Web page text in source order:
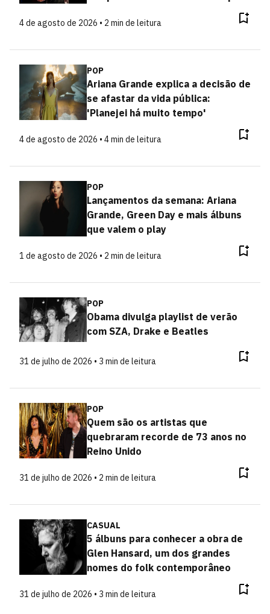
4 de agosto de 2026 • 2 min de leitura
POP
Ariana Grande explica a decisão de
se afastar da vida pública:
'Planejei há muito tempo'
4 de agosto de 2026 • 4 min de leitura
POP
Lançamentos da semana: Ariana
Grande, Green Day e mais álbuns
que valem o play
1 de agosto de 2026 • 2 min de leitura
POP
Obama divulga playlist de verão
com SZA, Drake e Beatles
31 de julho de 2026 • 3 min de leitura
POP
Quem são os artistas que
quebraram recorde de 73 anos no
Reino Unido
31 de julho de 2026 • 2 min de leitura
CASUAL
5 álbuns para conhecer a obra de
Glen Hansard, um dos grandes
nomes do folk contemporâneo
31 de julho de 2026 • 3 min de leitura